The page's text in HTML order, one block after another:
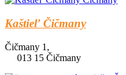
Kaštieľ Čičmany
Čičmany 1,
013 15 Čičmany